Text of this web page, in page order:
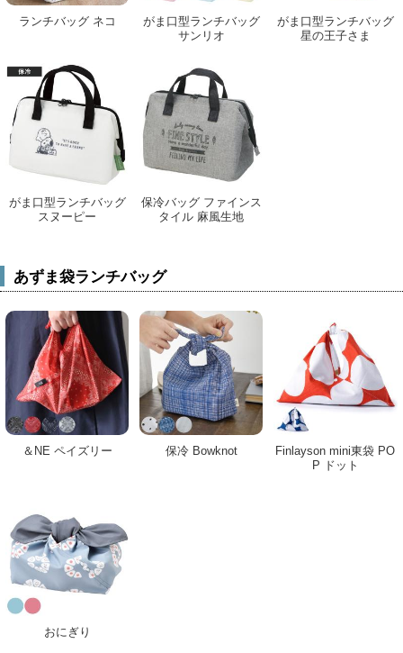
ランチバッグ ネコ
がま口型ランチバッグ
サンリオ
がま口型ランチバッグ
星の王子さま
がま口型ランチバッグ
スヌーピー
保冷バッグ ファインス
タイル 麻風生地
あずま袋ランチバッグ
＆NE ペイズリー 保冷 Bowknot
Finlayson mini東袋 PO
P ドット
おにぎり